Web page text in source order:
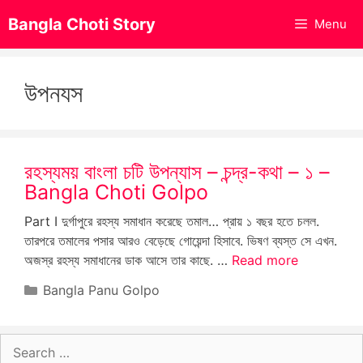
to
content
Bangla Choti Story Menu
উপনযস
রহস্যময় বাংলা চটি উপন্যাস – চন্দ্র-কথা – ১ –
Bangla Choti Golpo
Part I দুর্গাপুরে রহস্য সমাধান করেছে তমাল… প্রায় ১ বছর হতে চলল.
তারপরে তমালের পসার আরও বেড়েছে গোয়েন্দা হিসাবে. ভিষণ ব্যস্ত সে এখন.
অজস্র রহস্য সমাধানের ডাক আসে তার কাছে. … Read more
Categories
Bangla Panu Golpo
for: